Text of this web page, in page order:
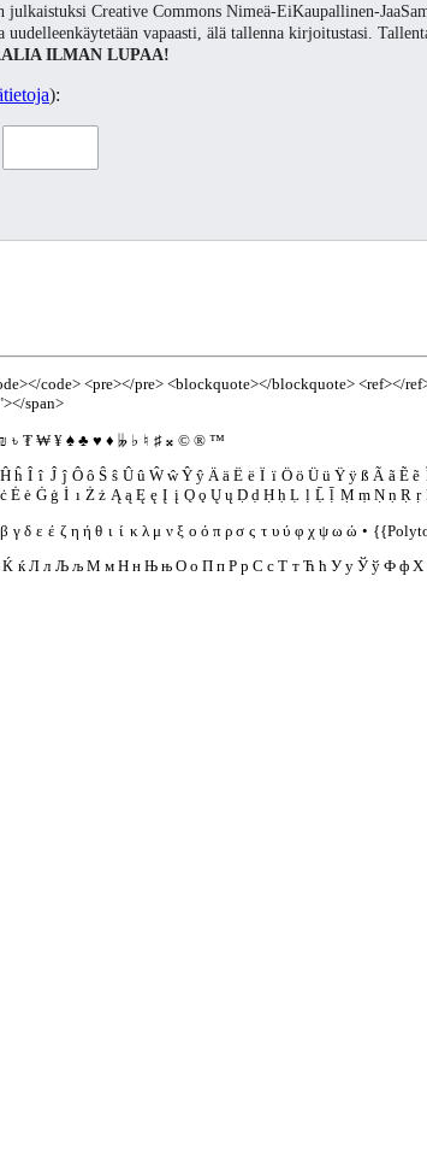
Creative Commons Nimeä-EiKaupallinen-
vapaasti, älä tallenna kirjoitustasi.
ILMAN LUPAA!
):
code> <pre></pre> <blockquote></blockquote> <ref></
span>
৳ ₮ ₩ ¥ ♠ ♣ ♥ ♦ 𝄫 ♭ ♮ ♯ 𝄪 © ® ™
Ĥ ĥ Î î Ĵ ĵ Ô ô Ŝ ŝ Û û Ŵ ŵ Ŷ ŷ Ä ä Ë ë Ï ï Ö ö Ü ü Ÿ ÿ ß Ã ã Ẽ ẽ
ċ Ė ė Ġ ġ İ ı Ż ż Ą ą Ę ę Į į Ǫ ǫ Ų ų Ḍ ḍ Ḥ ḥ Ḷ ḷ Ḹ ḹ Ṃ ṃ Ṇ ṇ Ṛ ṛ
β γ δ ε έ ζ η ή θ ι ί κ λ μ ν ξ ο ό π ρ σ ς τ υ ύ φ χ ψ ω ώ •
Ќ ќ Л л Љ љ М м Н н Њ њ О о П п Р р С с Т т Ћ ћ У у Ў ў Ф ф Х